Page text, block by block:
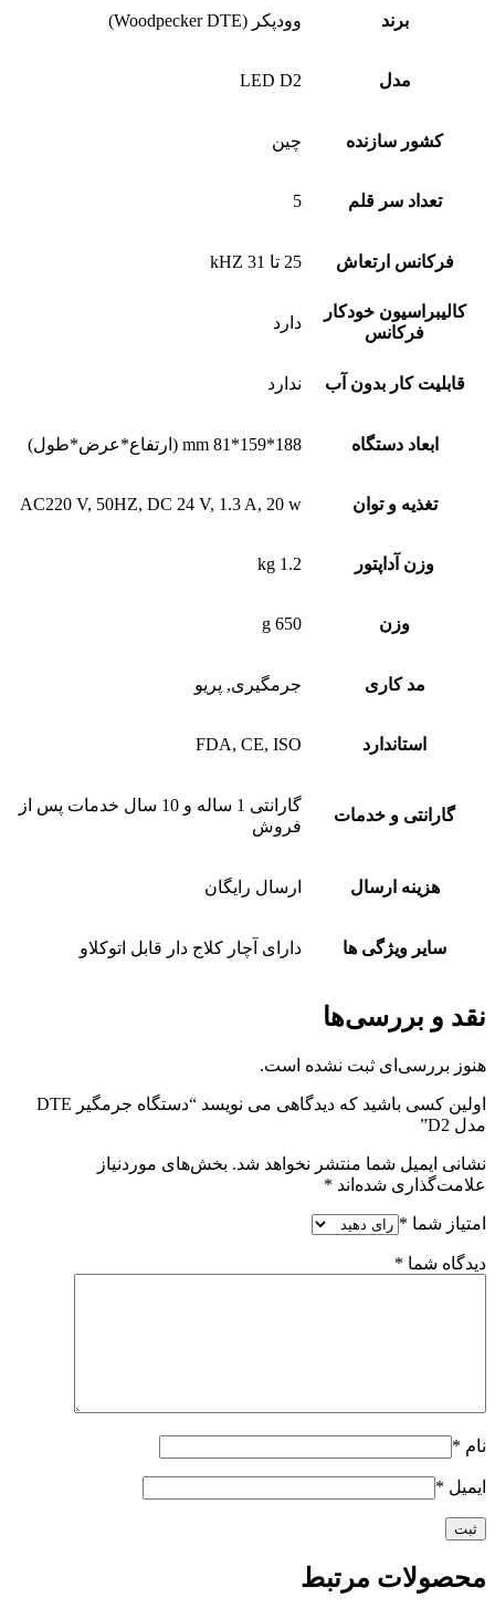
برند وودپکر (Woodpecker DTE)
مدل LED D2
کشور سازنده چین
تعداد سر قلم 5
فرکانس ارتعاش 25 تا 31 kHZ
کالیبراسیون خودکار
فرکانس
دارد
قابلیت کار بدون آب ندارد
ابعاد دستگاه 188*159*81 mm (ارتفاع*عرض*طول)
تغذیه و توان AC220 V, 50HZ, DC 24 V, 1.3 A, 20 w
وزن آداپتور 1.2 kg
وزن 650 g
مد کاری جرمگیری, پریو
استاندارد FDA, CE, ISO
گارانتی و خدمات
گارانتی 1 ساله و 10 سال خدمات پس از
فروش
هزینه ارسال ارسال رایگان
سایر ویژگی ها دارای آچار کلاج دار قابل اتوکلاو
نقد و بررسی‌ها
هنوز بررسی‌ای ثبت نشده است.
اولین کسی باشید که دیدگاهی می نویسد “دستگاه جرمگیر DTE
مدل D2”
نشانی ایمیل شما منتشر نخواهد شد. بخش‌های موردنیاز
علامت‌گذاری شده‌اند *
امتیاز شما *
دیدگاه شما *
نام *
ایمیل *
محصولات مرتبط